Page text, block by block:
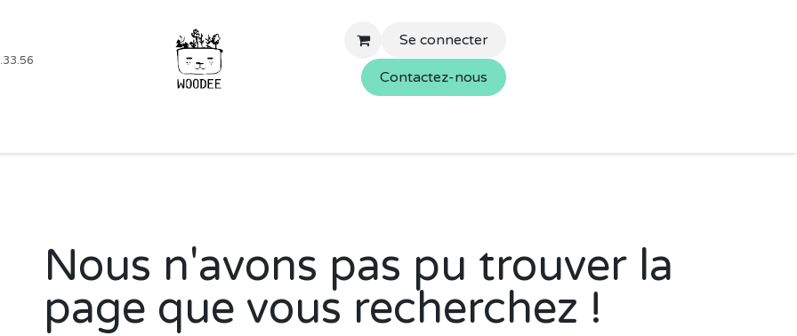
Se connecter
Contactez-nous
Erreur 404
Nous n'avons pas pu trouver la
page que vous recherchez !